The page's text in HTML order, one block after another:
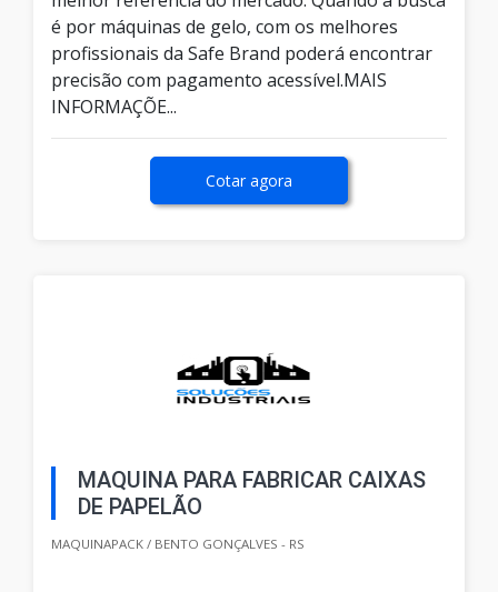
é por máquinas de gelo, com os melhores
profissionais da Safe Brand poderá encontrar
precisão com pagamento acessível.MAIS
INFORMAÇÕE...
Cotar agora
MAQUINA PARA FABRICAR CAIXAS
DE PAPELÃO
MAQUINAPACK / BENTO GONÇALVES - RS